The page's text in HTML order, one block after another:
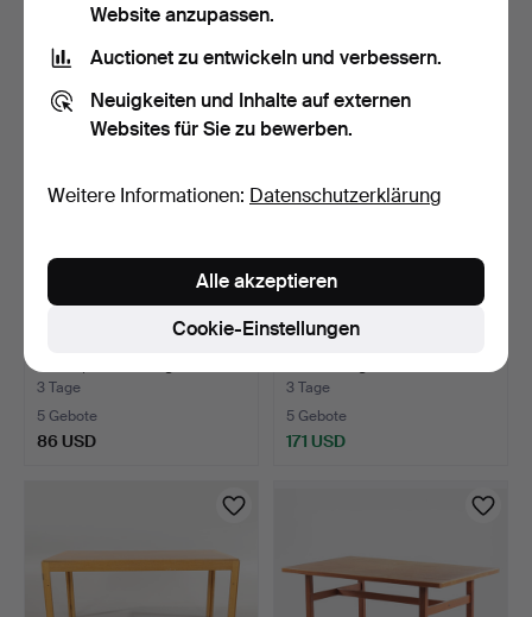
Schätzwert
BRUNO MATHSSON.
3 Tage
5 Gebote
86 USD
JENS LYNGSØE: Großer,
3 Tage
5 Gebote
171 USD
Website anzupassen.
Auctionet zu entwickeln und verbessern.
Neuigkeiten und Inhalte auf externen
Websites für Sie zu bewerben.
Weitere Informationen: Datenschutzerklärung
Cookie-Einstellungen
Alle akzeptieren